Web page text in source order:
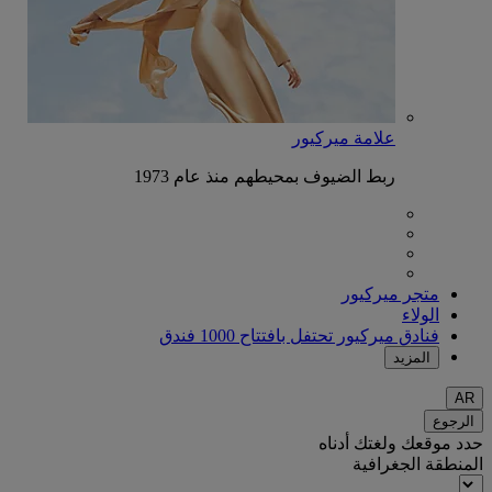
علامة ميركيور
ربط الضيوف بمحيطهم منذ عام 1973
متجر ميركيور
الولاء
فنادق ميركيور تحتفل بافتتاح 1000 فندق
المزيد
AR
الرجوع
حدد موقعك ولغتك أدناه
المنطقة الجغرافية